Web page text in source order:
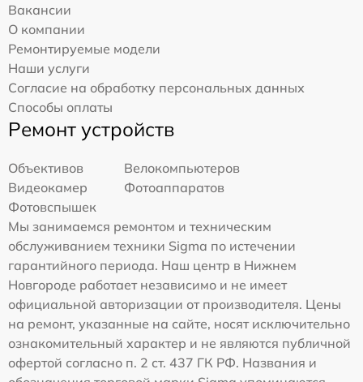
Вакансии
О компании
Ремонтируемые модели
Наши услуги
Согласие на обработку персональных данных
Способы оплаты
Ремонт устройств
Объективов
Велокомпьютеров
Видеокамер
Фотоаппаратов
Фотовспышек
Мы занимаемся ремонтом и техническим
обслуживанием техники Sigma по истечении
гарантийного периода. Наш центр в Нижнем
Новгороде работает независимо и не имеет
официальной авторизации от производителя. Цены
на ремонт, указанные на сайте, носят исключительно
ознакомительный характер и не являются публичной
офертой согласно п. 2 ст. 437 ГК РФ. Названия и